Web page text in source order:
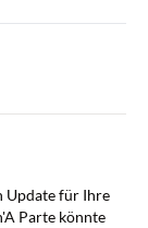
Update für Ihre
Parte könnte